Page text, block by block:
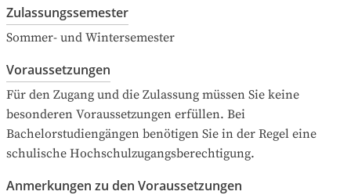
Zulassungssemester
Sommer- und Wintersemester
Voraussetzungen
Für den Zugang und die Zulassung müssen Sie keine
besonderen Voraussetzungen erfüllen. Bei
Bachelorstudiengängen benötigen Sie in der Regel eine
schulische Hochschulzugangsberechtigung.
Anmerkungen zu den Voraussetzungen